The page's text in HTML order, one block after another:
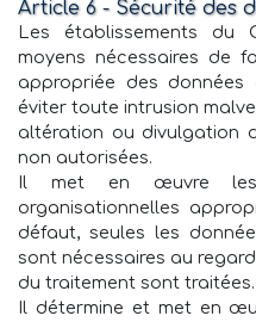
Article 6 - Sécurité des
Les établissements du
moyens nécessaires de
appropriée des
éviter toute intrusion
altération ou divulgation
non autorisées.
Il met en œuvre les
organisationnelles
défaut, seules les
sont nécessaires au
du traitement sont traitées.
Il détermine et met en